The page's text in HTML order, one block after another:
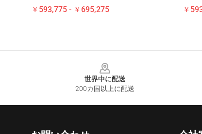
￥593,775 - ￥695,275 ￥
世界中に配送
200カ国以上に配送